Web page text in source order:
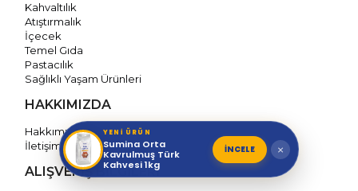
Kahvaltılık
Atıştırmalık
İçecek
Temel Gıda
Pastacılık
Sağlıklı Yaşam Ürünleri
HAKKIMIZDA
Hakkımızda
İletişim
ALIŞVERİŞ BİLGİLERİ
YENİ ÜRÜN
Sumina Orta
Kavrulmuş Türk
Kahvesi 1kg
İNCELE ×